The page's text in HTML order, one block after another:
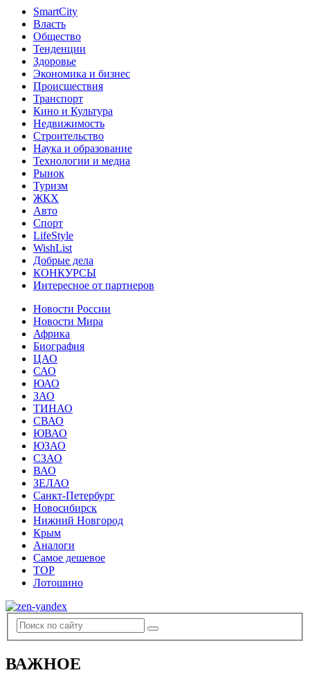
SmartCity
Власть
Общество
Тенденции
Здоровье
Экономика и бизнес
Происшествия
Транспорт
Кино и Культура
Недвижимость
Строительство
Наука и образование
Технологии и медиа
Рынок
Туризм
ЖКХ
Авто
Спорт
LifeStyle
WishList
Добрые дела
КОНКУРСЫ
Интересное от партнеров
Новости России
Новости Мира
Африка
Биография
ЦАО
САО
ЮАО
ЗАО
ТИНАО
СВАО
ЮВАО
ЮЗАО
СЗАО
ВАО
ЗЕЛАО
Санкт-Петербург
Новосибирск
Нижний Новгород
Крым
Аналоги
Самое дешевое
TOP
Лотошино
ВАЖНОЕ